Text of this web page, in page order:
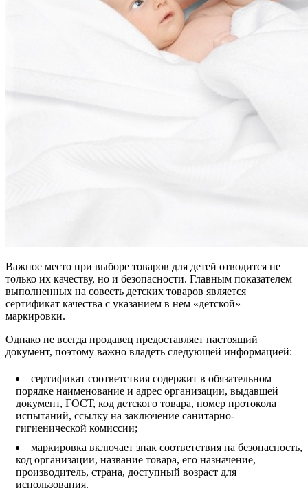
Важное место при выборе товаров для детей отводится не
только их качеству, но и безопасности. Главным показателем
выполненных на совесть детских товаров является
сертификат качества с указанием в нем «детской»
маркировки.
Однако не всегда продавец предоставляет настоящий
документ, поэтому важно владеть следующей информацией:
сертификат соответствия содержит в обязательном
порядке наименование и адрес организации, выдавшей
документ, ГОСТ, код детского товара, номер протокола
испытаний, ссылку на заключение санитарно-
гигиенической комиссии;
маркировка включает знак соответствия на безопасность,
код организации, название товара, его назначение,
производитель, страна, доступный возраст для
использования.